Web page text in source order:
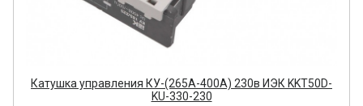
Катушка управления КУ-(265А-400А) 230в ИЭК KKT50D-
KU-330-230